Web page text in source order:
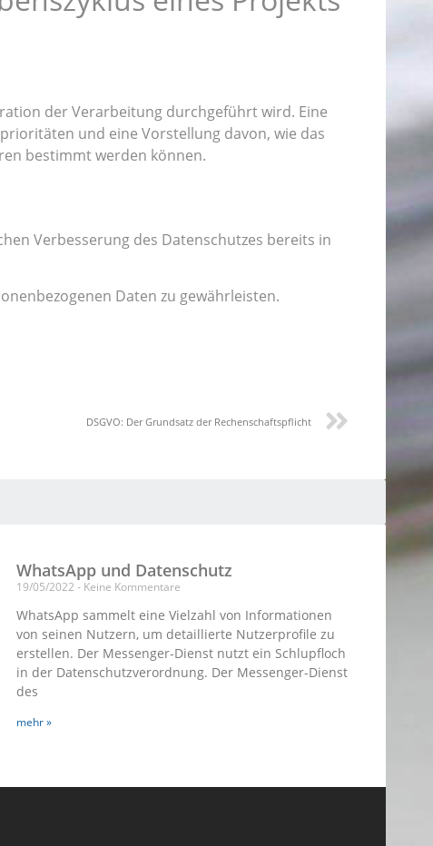
der Verarbeitung durchgeführt wird. Eine
und eine Vorstellung davon, wie das
bestimmt werden können.
Verbesserung des Datenschutzes bereits in
Daten zu gewährleisten.
DSGVO: Der Grundsatz der Rechenschaftspflicht
WhatsApp und Datenschutz
19/05/2022 Keine Kommentare
WhatsApp sammelt eine Vielzahl von Informationen
von seinen Nutzern, um detaillierte Nutzerprofile zu
erstellen. Der Messenger-Dienst nutzt ein Schlupfloch
in der Datenschutzverordnung. Der Messenger-Dienst
des
mehr »